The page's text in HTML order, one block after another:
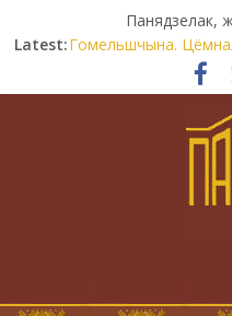
Панядзелак,
Latest:Гомельшчына.
Нічога не дарэмна.
беларуская
Запрашаем у